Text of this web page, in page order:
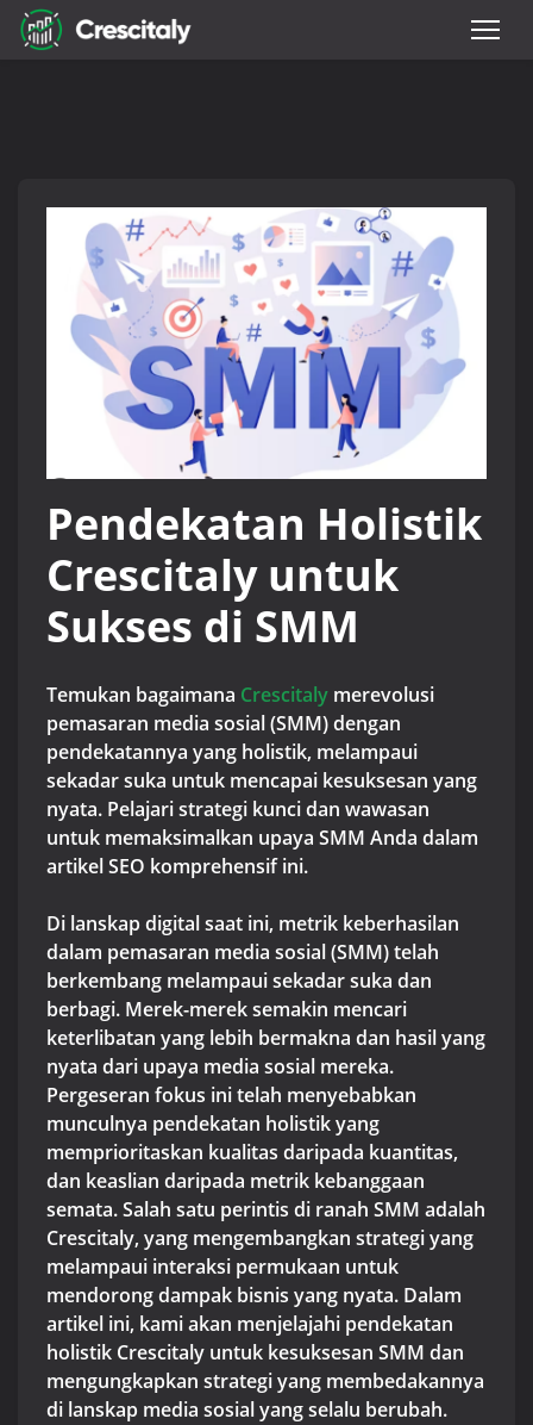
Pendekatan Holistik
Crescitaly untuk
Sukses di SMM
Temukan bagaimana Crescitaly merevolusi
pemasaran media sosial (SMM) dengan
pendekatannya yang holistik, melampaui
sekadar suka untuk mencapai kesuksesan yang
nyata. Pelajari strategi kunci dan wawasan
untuk memaksimalkan upaya SMM Anda dalam
artikel SEO komprehensif ini.
Di lanskap digital saat ini, metrik keberhasilan
dalam pemasaran media sosial (SMM) telah
berkembang melampaui sekadar suka dan
berbagi. Merek-merek semakin mencari
keterlibatan yang lebih bermakna dan hasil yang
nyata dari upaya media sosial mereka.
Pergeseran fokus ini telah menyebabkan
munculnya pendekatan holistik yang
memprioritaskan kualitas daripada kuantitas,
dan keaslian daripada metrik kebanggaan
semata. Salah satu perintis di ranah SMM adalah
Crescitaly, yang mengembangkan strategi yang
melampaui interaksi permukaan untuk
mendorong dampak bisnis yang nyata. Dalam
artikel ini, kami akan menjelajahi pendekatan
holistik Crescitaly untuk kesuksesan SMM dan
mengungkapkan strategi yang membedakannya
di lanskap media sosial yang selalu berubah.